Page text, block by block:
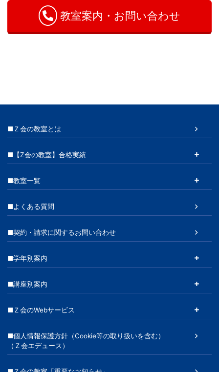
教室案内・お問い合わせ
■Ｚ会の教室とは
■【Z会の教室】合格実績
■教室一覧
■よくある質問
■契約・請求に関するお問い合わせ
■学年別案内
■講座別案内
■Ｚ会のWebサービス
■個人情報保護方針（Cookie等の取り扱いを含む）
（Ｚ会エデュース）